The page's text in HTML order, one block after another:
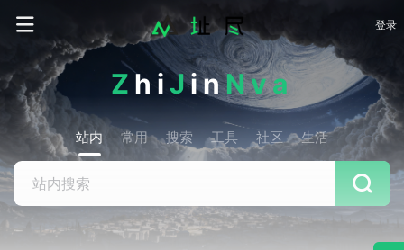
登录
ZhiJinNva
站内 常用 搜索 工具 社区 生活